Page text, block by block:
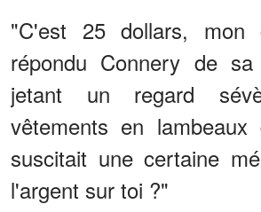
"C'est 25 dollars,
répondu Connery de
jetant un regard
vêtements en
suscitait une certaine
l'argent sur toi ?"